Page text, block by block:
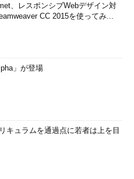
、レスポンシブWebデザイン対
CC 2015を使ってみ...
」が登場
キュラムを通過点に若者は上を目